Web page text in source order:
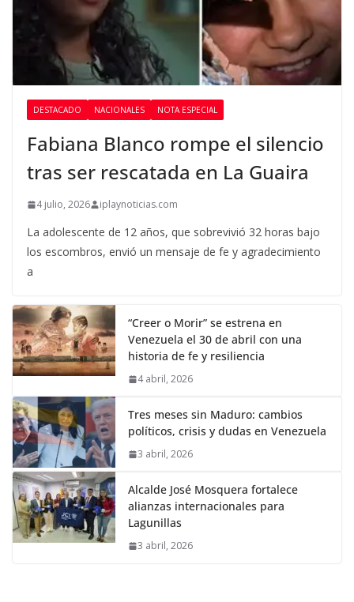
DESTACADO NACIONALES NOTA ESPECIAL
Fabiana Blanco rompe el silencio
tras ser rescatada en La Guaira
4 julio, 2026 iplaynoticias.com
La adolescente de 12 años, que sobrevivió 32 horas bajo
los escombros, envió un mensaje de fe y agradecimiento
a
“Creer o Morir” se estrena en
Venezuela el 30 de abril con una
historia de fe y resiliencia
4 abril, 2026
Tres meses sin Maduro: cambios
políticos, crisis y dudas en Venezuela
3 abril, 2026
Alcalde José Mosquera fortalece
alianzas internacionales para
Lagunillas
3 abril, 2026